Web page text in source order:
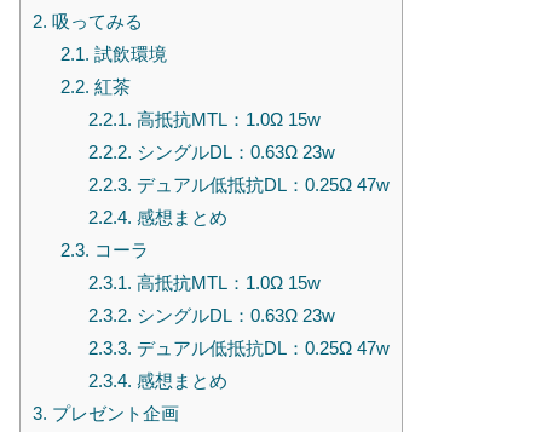
2. 吸ってみる
2.1. 試飲環境
2.2. 紅茶
2.2.1. 高抵抗MTL：1.0Ω 15w
2.2.2. シングルDL：0.63Ω 23w
2.2.3. デュアル低抵抗DL：0.25Ω 47w
2.2.4. 感想まとめ
2.3. コーラ
2.3.1. 高抵抗MTL：1.0Ω 15w
2.3.2. シングルDL：0.63Ω 23w
2.3.3. デュアル低抵抗DL：0.25Ω 47w
2.3.4. 感想まとめ
3. プレゼント企画